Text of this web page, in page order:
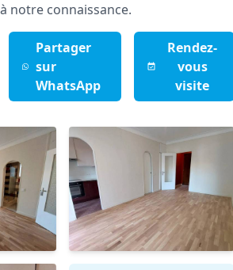
notre connaissance.
Partager
sur
WhatsApp
Rendez-
vous
visite